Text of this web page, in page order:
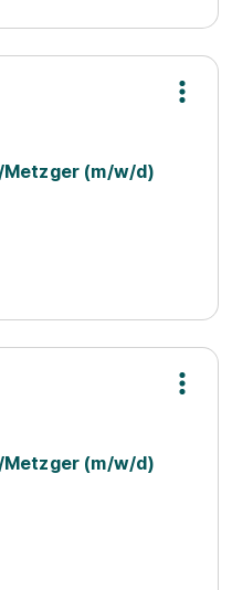
Metzger (m/w/d)
Metzger (m/w/d)